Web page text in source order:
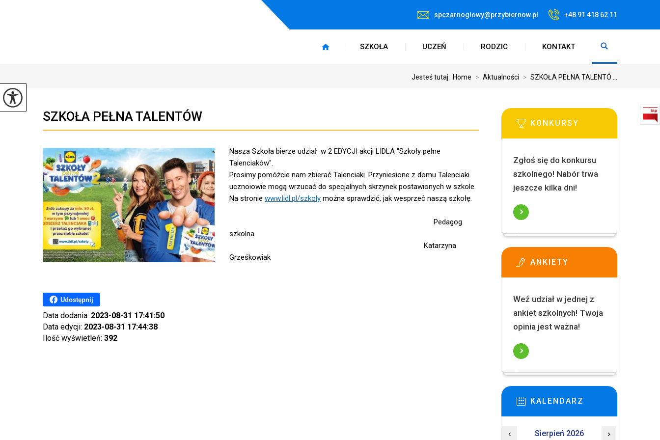
spczarnoglowy@przybiernow.pl +48 91 418 62 11
SZKOŁA UCZEŃ RODZIC KONTAKT
Jesteś tutaj: Home > Aktualności > SZKOŁA PEŁNA TALENTÓ ...
SZKOŁA PEŁNA TALENTÓW
Nasza Szkoła bierze udział w 2 EDYCJI akcji LIDLA "Szkoły pełne
Talenciaków".
Prosimy pomóżcie nam zbierać Talenciaki. Przyniesione z domu Talenciaki
ucznoiowie mogą wrzucać do specjalnych skrzynek postawionych w szkole.
Na stronie www.lidl.pl/szkoly można sprawdzić, jak wesprzeć naszą szkołę.
Pedagog
szkolna
Katarzyna
Grześkowiak
Udostępnij
Data dodania: 2023-08-31 17:41:50
Data edycji: 2023-08-31 17:44:38
Ilość wyświetleń: 392
KONKURSY
Zgłoś się do konkursu
szkolnego! Nabór trwa
jeszcze kilka dni!
ANKIETY
Weź udział w jednej z
ankiet szkolnych! Twoja
opinia jest ważna!
KALENDARZ
‹ Sierpień 2026 ›